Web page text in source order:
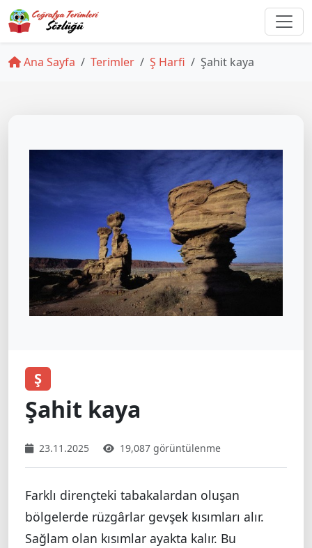
Ana Sayfa Terimler Ş Harfi Şahit kaya
Ş
Şahit kaya
23.11.2025 19,087 görüntülenme
Farklı dirençteki tabakalardan oluşan
bölgelerde rüzgârlar gevşek kısımları alır.
Sağlam olan kısımlar ayakta kalır. Bu